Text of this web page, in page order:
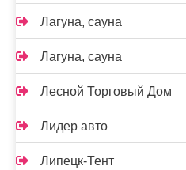
Лагуна, сауна
Лагуна, сауна
Лесной Торговый Дом
Лидер авто
Липецк-Тент